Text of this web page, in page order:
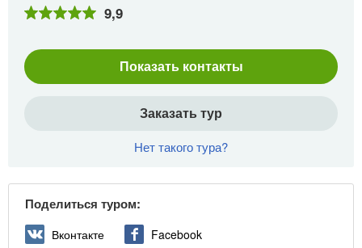
9,9
Показать контакты
Заказать тур
Нет такого тура?
Поделиться туром:
Вконтакте Facebook